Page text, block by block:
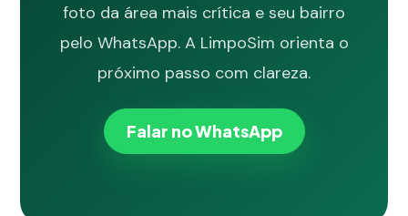
foto da área mais crítica e seu bairro
pelo WhatsApp. A LimpoSim orienta o
próximo passo com clareza.
Falar no WhatsApp